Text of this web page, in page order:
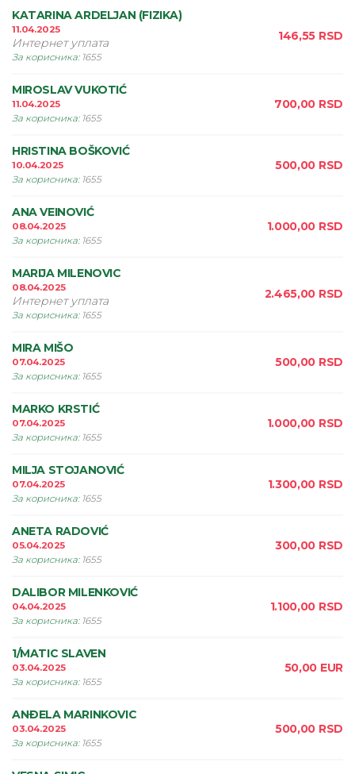
KATARINA ARDELJAN (FIZIKA)
11.04.2025
Интернет уплата
За корисника: 1655
146,55 RSD
MIROSLAV VUKOTIĆ
11.04.2025
За корисника: 1655
700,00 RSD
HRISTINA BOŠKOVIĆ
10.04.2025
За корисника: 1655
500,00 RSD
ANA VEINOVIĆ
08.04.2025
За корисника: 1655
1.000,00 RSD
MARIJA MILENOVIC
08.04.2025
Интернет уплата
За корисника: 1655
2.465,00 RSD
MIRA MIŠO
07.04.2025
За корисника: 1655
500,00 RSD
MARKO KRSTIĆ
07.04.2025
За корисника: 1655
1.000,00 RSD
MILJA STOJANOVIĆ
07.04.2025
За корисника: 1655
1.300,00 RSD
ANETA RADOVIĆ
05.04.2025
За корисника: 1655
300,00 RSD
DALIBOR MILENKOVIĆ
04.04.2025
За корисника: 1655
1.100,00 RSD
1/MATIC SLAVEN
03.04.2025
За корисника: 1655
50,00 EUR
ANÐELA MARINKOVIC
03.04.2025
За корисника: 1655
500,00 RSD